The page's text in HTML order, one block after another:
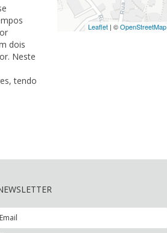
dois
Neste
tendo
Leaflet | ©OpenStreetMap